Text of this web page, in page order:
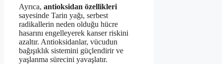
Ayrıca, antioksidan özellikleri
sayesinde Tarin yağı, serbest
radikallerin neden olduğu hücre
hasarını engelleyerek kanser riskini
azaltır. Antioksidanlar, vücudun
bağışıklık sistemini güçlendirir ve
yaşlanma sürecini yavaşlatır.